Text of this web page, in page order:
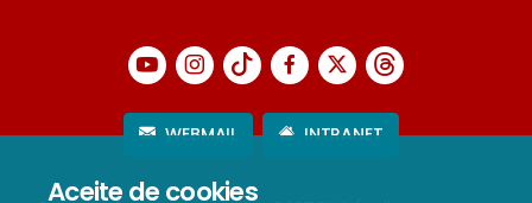
Aceite de cookies
WEBMAIL INTRANET